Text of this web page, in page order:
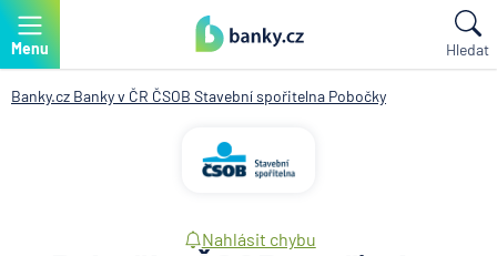
Menu Hledat
Banky.cz Banky v ČR ČSOB Stavební spořitelna Pobočky
Nahlásit chybu